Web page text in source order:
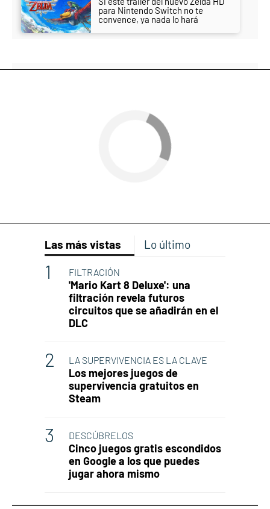
para Nintendo Switch no te
convence, ya nada lo hará
Las más vistas Lo último
FILTRACIÓN
'Mario Kart 8 Deluxe': una
filtración revela futuros
circuitos que se añadirán en el
DLC
LA SUPERVIVENCIA ES LA CLAVE
Los mejores juegos de
supervivencia gratuitos en
Steam
DESCÚBRELOS
Cinco juegos gratis escondidos
en Google a los que puedes
jugar ahora mismo